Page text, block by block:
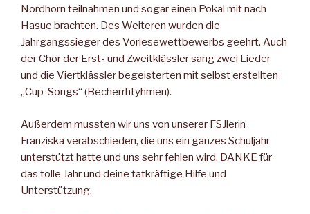
Nordhorn teilnahmen und sogar einen Pokal mit nach
Hasue brachten. Des Weiteren wurden die
Jahrgangssieger des Vorlesewettbewerbs geehrt. Auch
der Chor der Erst- und Zweitklässler sang zwei Lieder
und die Viertklässler begeisterten mit selbst erstellten
„Cup-Songs“ (Becherrhtyhmen).
Außerdem mussten wir uns von unserer FSJlerin
Franziska verabschieden, die uns ein ganzes Schuljahr
unterstützt hatte und uns sehr fehlen wird. DANKE für
das tolle Jahr und deine tatkräftige Hilfe und
Unterstützung.